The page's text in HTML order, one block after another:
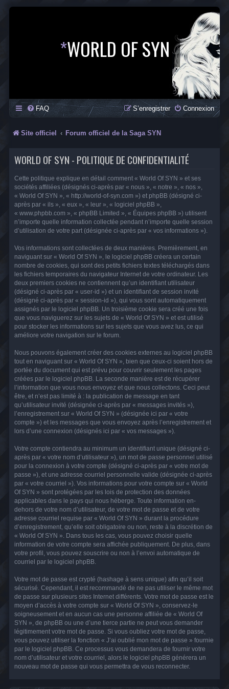
*WORLD OF SYN
FAQ Connexion
S’enregistrer
Site officiel Forum officiel de la Saga SYN
WORLD OF SYN - POLITIQUE DE CONFIDENTIALITÉ
Cette politique explique en détail comment « World Of SYN » et ses
sociétés affiliées (désignés ci-après par « nous », « notre », « nos »,
« World Of SYN », « http://world-of-syn.com ») et phpBB (désigné ci-
après par « ils », « eux », « leur », « logiciel phpBB »,
« www.phpbb.com », « phpBB Limited », « Équipes phpBB ») utilisent
n’importe quelle information collectée pendant n’importe quelle session
d’utilisation de votre part (désignée ci-après par « vos informations »).
Vos informations sont collectées de deux manières. Premièrement, en
naviguant sur « World Of SYN », le logiciel phpBB créera un certain
nombre de cookies, qui sont des petits fichiers textes téléchargés dans
les fichiers temporaires du navigateur Internet de votre ordinateur. Les
deux premiers cookies ne contiennent qu’un identifiant utilisateur
(désigné ci-après par « user-id ») et un identifiant de session invité
(désigné ci-après par « session-id »), qui vous sont automatiquement
assignés par le logiciel phpBB. Un troisième cookie sera créé une fois
que vous naviguerez sur les sujets de « World Of SYN » et est utilisé
pour stocker les informations sur les sujets que vous avez lus, ce qui
améliore votre navigation sur le forum.
Nous pouvons également créer des cookies externes au logiciel phpBB
tout en naviguant sur « World Of SYN », bien que ceux-ci soient hors de
portée du document qui est prévu pour couvrir seulement les pages
créées par le logiciel phpBB. La seconde manière est de récupérer
l’information que vous nous envoyez et que nous collectons. Ceci peut
être, et n’est pas limité à : la publication de message en tant
qu’utilisateur invité (désignée ci-après par « messages invités »),
l’enregistrement sur « World Of SYN » (désignée ici par « votre
compte ») et les messages que vous envoyez après l’enregistrement et
lors d’une connexion (désignés ici par « vos messages »).
Votre compte contiendra au minimum un identifiant unique (désigné ci-
après par « votre nom d’utilisateur »), un mot de passe personnel utilisé
pour la connexion à votre compte (désigné ci-après par « votre mot de
passe »), et une adresse courriel personnelle valide (désignée ci-après
par « votre courriel »). Vos informations pour votre compte sur « World
Of SYN » sont protégées par les lois de protection des données
applicables dans le pays qui nous héberge. Toute information en-
dehors de votre nom d’utilisateur, de votre mot de passe et de votre
adresse courriel requise par « World Of SYN » durant la procédure
d’enregistrement, qu’elle soit obligatoire ou non, reste à la discrétion de
« World Of SYN ». Dans tous les cas, vous pouvez choisir quelle
information de votre compte sera affichée publiquement. De plus, dans
votre profil, vous pouvez souscrire ou non à l’envoi automatique de
courriel par le logiciel phpBB.
Votre mot de passe est crypté (hashage à sens unique) afin qu’il soit
sécurisé. Cependant, il est recommandé de ne pas utiliser le même mot
de passe sur plusieurs sites Internet différents. Votre mot de passe est le
moyen d’accès à votre compte sur « World Of SYN », conservez-le
soigneusement et en aucun cas une personne affiliée de « World Of
SYN », de phpBB ou une d’une tierce partie ne peut vous demander
légitimement votre mot de passe. Si vous oubliez votre mot de passe,
vous pouvez utiliser la fonction « J’ai oublié mon mot de passe » fournie
par le logiciel phpBB. Ce processus vous demandera de fournir votre
nom d’utilisateur et votre courriel, alors le logiciel phpBB générera un
nouveau mot de passe qui vous permettra de vous reconnecter.